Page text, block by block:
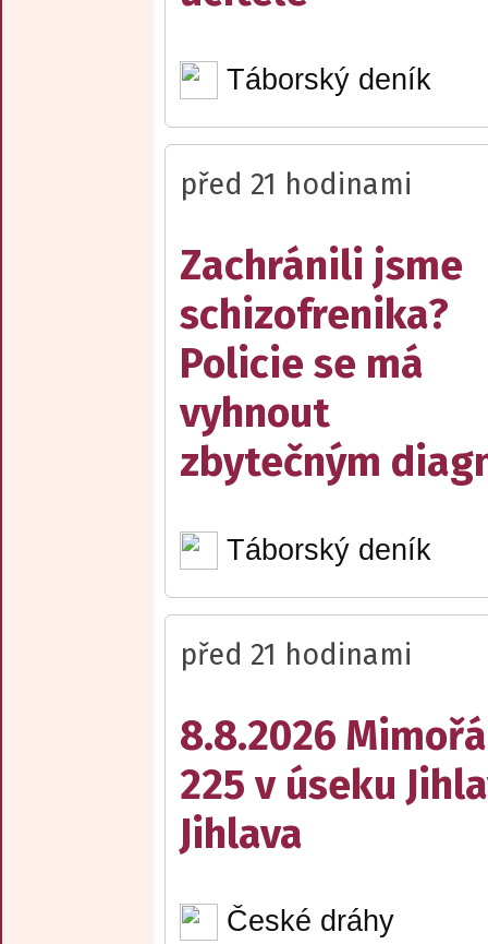
Táborský deník
před 21 hodinami
Zachránili jsme
schizofrenika?
Policie se má
vyhnout
zbytečným
Táborský deník
před 21 hodinami
8.8.2026
225 v úseku
Jihlava
České dráhy